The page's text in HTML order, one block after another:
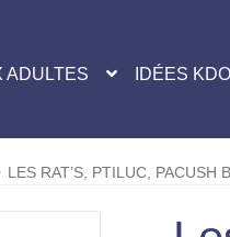
ADULTES IDÉES KDO
LES RAT’S, PTILUC,